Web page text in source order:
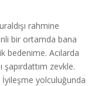
rahmine
bir ortamda bana
bedenime. Acılarda
zevkle.
İyileşme yolculuğunda